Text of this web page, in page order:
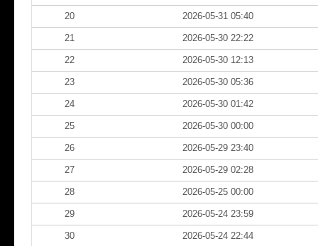
20 2026-05-31 05:40
21 2026-05-30 22:22
22 2026-05-30 12:13
23 2026-05-30 05:36
24 2026-05-30 01:42
25 2026-05-30 00:00
26 2026-05-29 23:40
27 2026-05-29 02:28
28 2026-05-25 00:00
29 2026-05-24 23:59
30 2026-05-24 22:44